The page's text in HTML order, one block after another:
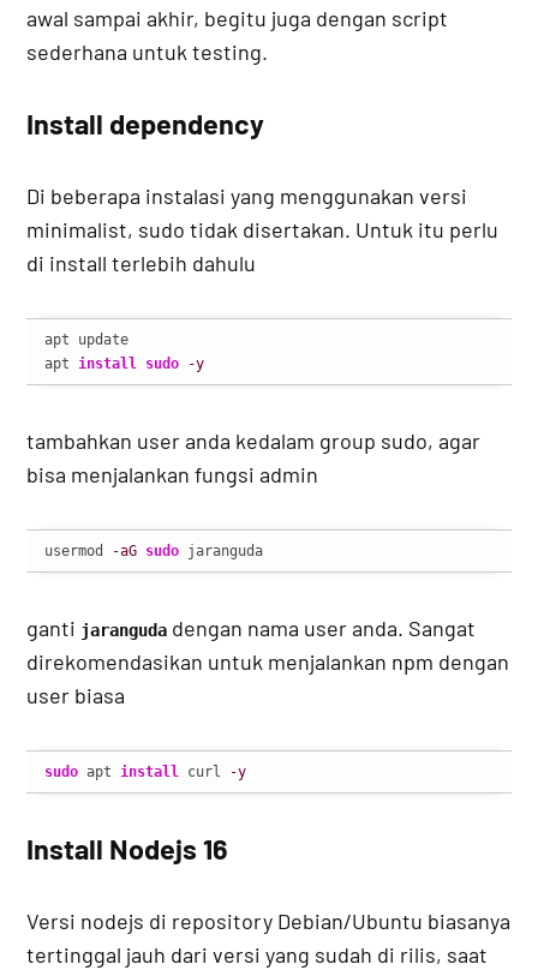
awal sampai akhir, begitu juga dengan script
sederhana untuk testing.
Install dependency
Di beberapa instalasi yang menggunakan versi
minimalist, sudo tidak disertakan. Untuk itu perlu
di install terlebih dahulu
apt update
apt install sudo -y
tambahkan user anda kedalam group sudo, agar
bisa menjalankan fungsi admin
usermod -aG sudo jaranguda
ganti jaranguda dengan nama user anda. Sangat
direkomendasikan untuk menjalankan npm dengan
user biasa
sudo apt install curl -y
Install Nodejs 16
Versi nodejs di repository Debian/Ubuntu biasanya
tertinggal jauh dari versi yang sudah di rilis, saat